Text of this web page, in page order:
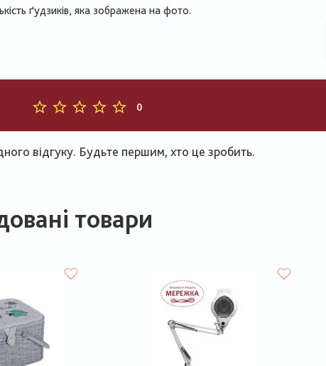
ґудзиків, яка зображена на фото.
0
відгуку. Будьте першим, хто це зробить.
товари